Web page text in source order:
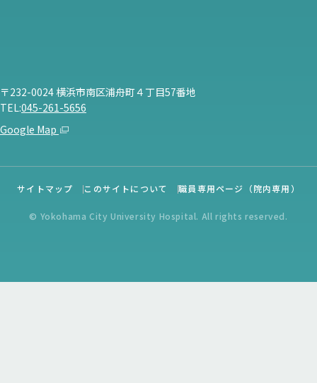
〒232-0024 横浜市南区浦舟町４丁目57番地
TEL:045-261-5656
Google Map
サイトマップ このサイトについて 職員専用ページ（院内専用）
© Yokohama City University Hospital. All rights reserved.